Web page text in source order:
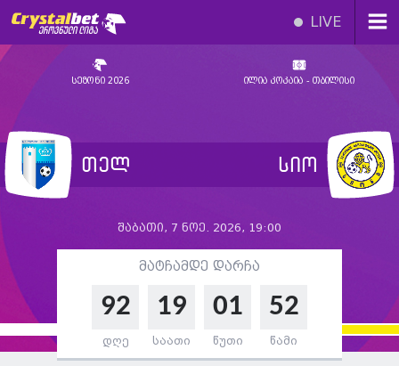
LIVE
სეზონი 2026 ილია კოკაია - თბილისი
თელ სიო
შაბათი, 7 ნოე. 2026, 19:00
მატჩამდე დარჩა
92
დღე
19
საათი
01
წუთი
51
წამი